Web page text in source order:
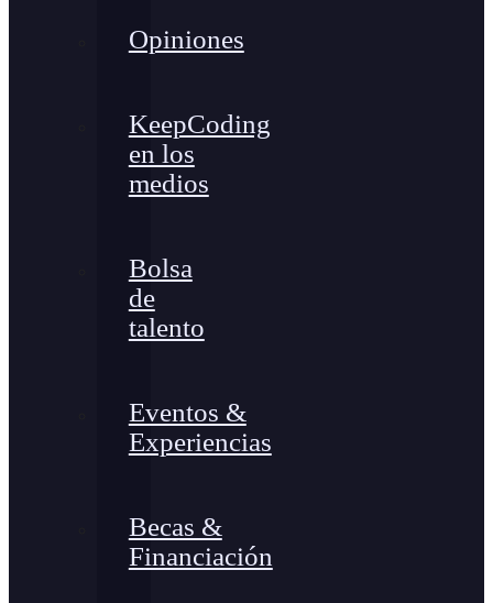
Opiniones
KeepCoding
en los
medios
Bolsa
de
talento
Eventos &
Experiencias
Becas &
Financiación